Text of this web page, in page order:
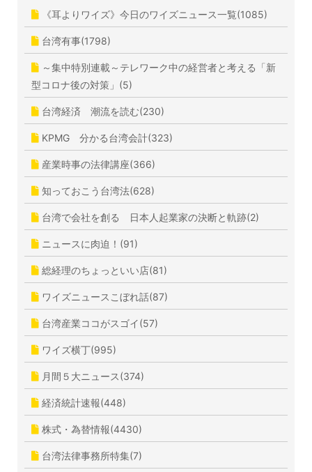
《耳よりワイズ》今日のワイズニュース一覧(1085)
台湾有事(1798)
～集中特別連載～テレワーク中の経営者と考える「新
型コロナ後の対策」(5)
台湾経済 潮流を読む(230)
KPMG 分かる台湾会計(323)
産業時事の法律講座(366)
知っておこう台湾法(628)
台湾で会社を創る 日本人起業家の決断と軌跡(2)
ニュースに肉迫！(91)
総経理のちょっといい店(81)
ワイズニュースこぼれ話(87)
台湾産業ココがスゴイ(57)
ワイズ横丁(995)
月間５大ニュース(374)
経済統計速報(448)
株式・為替情報(4430)
台湾法律事務所特集(7)